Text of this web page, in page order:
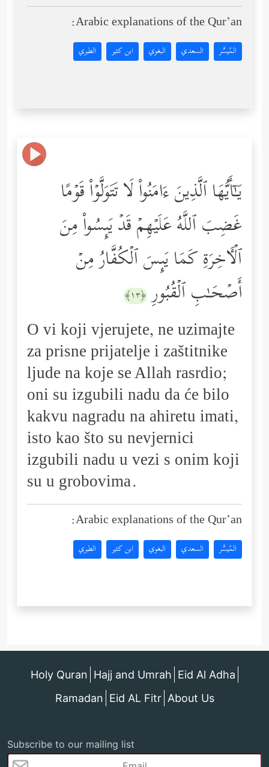
Arabic explanations of the Qur’an:
المُيسَّر السعدي البغوي ابن كثير الطبري
یَـٰۤأَیُّهَا ٱلَّذِینَ ءَامَنُواْ لَا تَتَوَلَّوۡاْ قَوۡمًا
غَضِبَ ٱللَّهُ عَلَیۡهِمۡ قَدۡ یَىِٕسُواْ مِنَ
ٱلۡـَٔاخِرَةِ كَمَا یَىِٕسَ ٱلۡكُفَّارُ مِنۡ
أَصۡحَـٰبِ ٱلۡقُبُورِ ﴿١٣﴾
O vi koji vjerujete, ne uzimajte
za prisne prijatelje i zaštitnike
ljude na koje se Allah rasrdio;
oni su izgubili nadu da će bilo
kakvu nagradu na ahiretu imati,
isto kao što su nevjernici
izgubili nadu u vezi s onim koji
su u grobovima.
Arabic explanations of the Qur’an:
المُيسَّر السعدي البغوي ابن كثير الطبري
Holy Quran Hajj and Umrah Eid Al Adha
Ramadan Eid AL Fitr About Us
Subscribe to our mailing list